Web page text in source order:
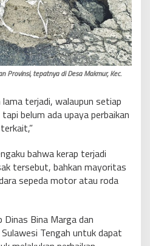
Provinsi, tepatnya di Desa Makmur, Kec.
lama terjadi, walaupun setiap
belum ada upaya perbaikan
bahwa kerap terjadi
tersebut, bahkan mayoritas
sepeda motor atau roda
Bina Marga dan
Tengah untuk dapat